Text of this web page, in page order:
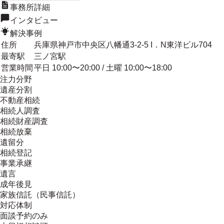
事務所詳細
インタビュー
解決事例
住所
兵庫県神戸市中央区八幡通3-2-5 I．N東洋ビル704
最寄駅
三ノ宮駅
営業時間 平日 10:00〜20:00 / 土曜 10:00〜18:00
注力分野
遺産分割
不動産相続
相続人調査
相続財産調査
相続放棄
遺留分
相続登記
事業承継
遺言
成年後見
家族信託（民事信託）
対応体制
面談予約のみ